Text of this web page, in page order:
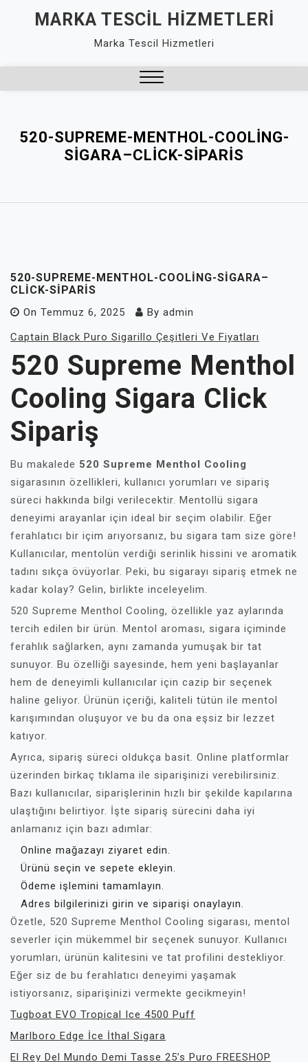
MARKA TESCIL HIZMETLERI
Marka Tescil Hizmetleri
520-SUPREME-MENTHOL-COOLING-
SIGARA–CLICK-SIPARIS
520-SUPREME-MENTHOL-COOLING-SIGARA–
CLICK-SIPARIS
On Temmuz 6, 2025 By admin
Captain Black Puro Sigarillo Çeşitleri Ve Fiyatları
520 Supreme Menthol
Cooling Sigara Click
Sipariş
Bu makalede 520 Supreme Menthol Cooling
sigarasının özellikleri, kullanıcı yorumları ve sipariş
süreci hakkında bilgi verilecektir. Mentollü sigara
deneyimi arayanlar için ideal bir seçim olabilir. Eğer
ferahlatıcı bir içim arıyorsanız, bu sigara tam size göre!
Kullanıcılar, mentolün verdiği serinlik hissini ve aromatik
tadını sıkça övüyorlar. Peki, bu sigarayı sipariş etmek ne
kadar kolay? Gelin, birlikte inceleyelim.
520 Supreme Menthol Cooling, özellikle yaz aylarında
tercih edilen bir ürün. Mentol aroması, sigara içiminde
ferahlık sağlarken, aynı zamanda yumuşak bir tat
sunuyor. Bu özelliği sayesinde, hem yeni başlayanlar
hem de deneyimli kullanıcılar için cazip bir seçenek
haline geliyor. Ürünün içeriği, kaliteli tütün ile mentol
karışımından oluşuyor ve bu da ona eşsiz bir lezzet
katıyor.
Ayrıca, sipariş süreci oldukça basit. Online platformlar
üzerinden birkaç tıklama ile siparişinizi verebilirsiniz.
Bazı kullanıcılar, siparişlerinin hızlı bir şekilde kapılarına
ulaştığını belirtiyor. İşte sipariş sürecini daha iyi
anlamanız için bazı adımlar:
Online mağazayı ziyaret edin.
Ürünü seçin ve sepete ekleyin.
Ödeme işlemini tamamlayın.
Adres bilgilerinizi girin ve siparişi onaylayın.
Özetle, 520 Supreme Menthol Cooling sigarası, mentol
severler için mükemmel bir seçenek sunuyor. Kullanıcı
yorumları, ürünün kalitesini ve tat profilini destekliyor.
Eğer siz de bu ferahlatıcı deneyimi yaşamak
istiyorsanız, siparişinizi vermekte gecikmeyin!
Tugboat EVO Tropical Ice 4500 Puff
Marlboro Edge İce İthal Sigara
El Rey Del Mundo Demi Tasse 25’s Puro FREESHOP